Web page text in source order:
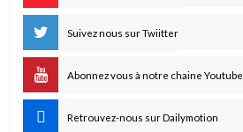
Suivez nous sur Twiitter
Abonnez vous à notre chaine Youtube
Retrouvez-nous sur Dailymotion